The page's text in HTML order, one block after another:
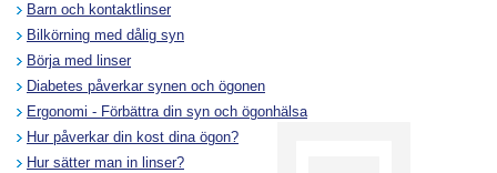
Barn och kontaktlinser
Bilkörning med dålig syn
Börja med linser
Diabetes påverkar synen och ögonen
Ergonomi - Förbättra din syn och ögonhälsa
Hur påverkar din kost dina ögon?
Hur sätter man in linser?